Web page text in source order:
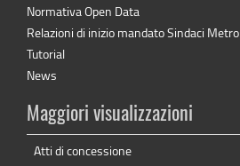
Normativa Open Data
Relazioni di inizio mandato Sindaci
Tutorial
News
Maggiori visualizzazioni
Atti di concessione